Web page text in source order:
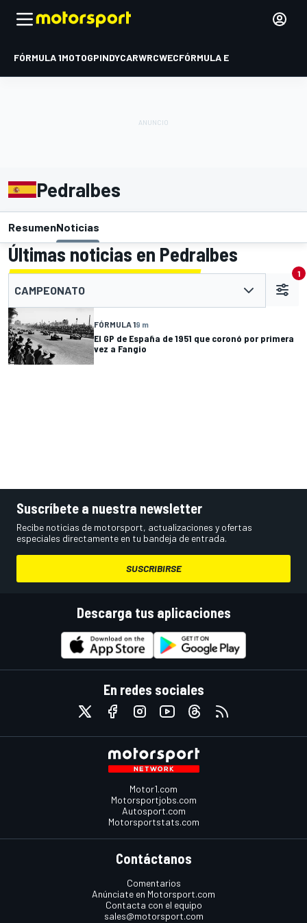
FÓRMULA 1MOTOGPINDYCARWRCWECFÓRMULA E
Pedralbes
ResumenNoticias
Últimas noticias en Pedralbes
CAMPEONATO
1
FÓRMULA 19 m
El GP de España de 1951 que coronó por primera
vez a Fangio
Suscríbete a nuestra newsletter
Recibe noticias de motorsport, actualizaciones y ofertas
especiales directamente en tu bandeja de entrada.
SUSCRIBIRSE
Descarga tus aplicaciones
En redes sociales
Motor1.com
Motorsportjobs.com
Autosport.com
Motorsportstats.com
Contáctanos
Comentarios
Anúnciate en Motorsport.com
Contacta con el equipo
sales@motorsport.com